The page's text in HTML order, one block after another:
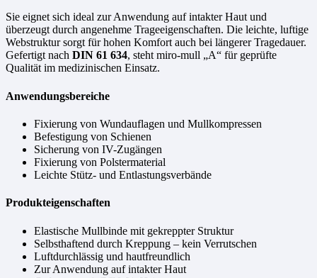
Sie eignet sich ideal zur Anwendung auf intakter Haut und
überzeugt durch angenehme Trageeigenschaften. Die leichte, luftige
Webstruktur sorgt für hohen Komfort auch bei längerer Tragedauer.
Gefertigt nach DIN 61 634, steht miro-mull „A“ für geprüfte
Qualität im medizinischen Einsatz.
Anwendungsbereiche
Fixierung von Wundauflagen und Mullkompressen
Befestigung von Schienen
Sicherung von IV-Zugängen
Fixierung von Polstermaterial
Leichte Stütz- und Entlastungsverbände
Produkteigenschaften
Elastische Mullbinde mit gekreppter Struktur
Selbsthaftend durch Kreppung – kein Verrutschen
Luftdurchlässig und hautfreundlich
Zur Anwendung auf intakter Haut